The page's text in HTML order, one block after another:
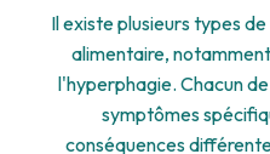
Il existe plusieurs types
alimentaire,
l'hyperphagie. Chacun
symptômes
conséquences